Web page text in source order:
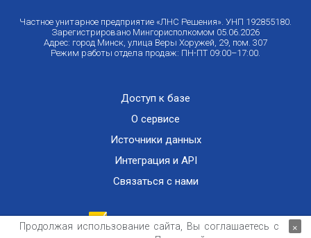
Частное унитарное предприятие «ЛНС Решения». УНП 192855180.
Зарегистрировано Мингорисполкомом 05.06.2026
Адрес: город Минск, улица Веры Хоружей, 29, пом. 307
Режим работы отдела продаж: ПН-ПТ 09:00–17:00.
Доступ к базе
О сервисе
Источники данных
Интеграция и API
Связаться с нами
Продолжая использование сайта, Вы соглашаетесь с
×